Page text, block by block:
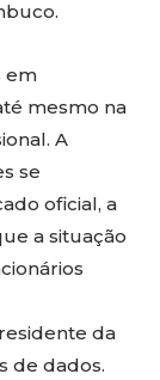
em
mesmo na
A
se
oficial, a
a situação
da
de dados.